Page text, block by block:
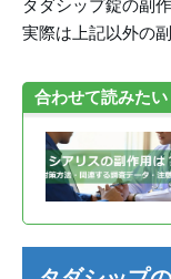
タダシップ錠の副
実際は上記以外の
合わせて読みたい